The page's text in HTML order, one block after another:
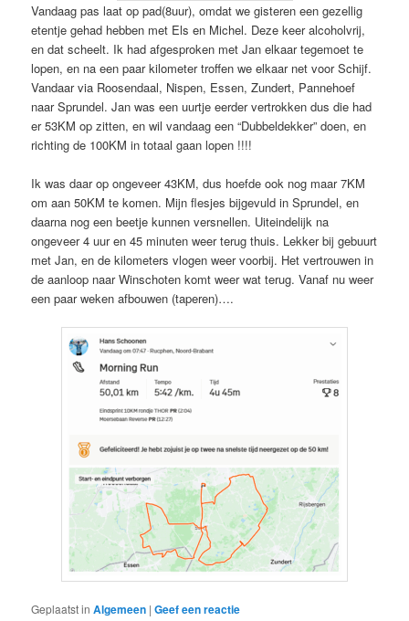
Vandaag pas laat op pad(8uur), omdat we gisteren een gezellig
etentje gehad hebben met Els en Michel. Deze keer alcoholvrij,
en dat scheelt. Ik had afgesproken met Jan elkaar tegemoet te
lopen, en na een paar kilometer troffen we elkaar net voor Schijf.
Vandaar via Roosendaal, Nispen, Essen, Zundert, Pannehoef
naar Sprundel. Jan was een uurtje eerder vertrokken dus die had
er 53KM op zitten, en wil vandaag een “Dubbeldekker” doen, en
richting de 100KM in totaal gaan lopen !!!!
Ik was daar op ongeveer 43KM, dus hoefde ook nog maar 7KM
om aan 50KM te komen. Mijn flesjes bijgevuld in Sprundel, en
daarna nog een beetje kunnen versnellen. Uiteindelijk na
ongeveer 4 uur en 45 minuten weer terug thuis. Lekker bij gebuurt
met Jan, en de kilometers vlogen weer voorbij. Het vertrouwen in
de aanloop naar Winschoten komt weer wat terug. Vanaf nu weer
een paar weken afbouwen (taperen)….
Geplaatst in Algemeen |Geef een reactie